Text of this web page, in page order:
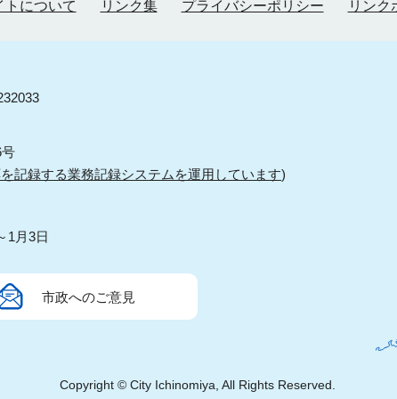
トについて リンク集 プライバシーポリシー リンク
記録する業務記録システムを運用しています)
1月3日
市政へのご意見
Copyright © City Ichinomiya, All Rights Reserved.